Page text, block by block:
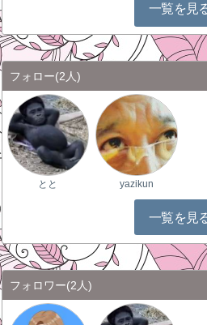
一覧を見
フォロー(2人)
とと yazikun
一覧を見
フォロワー(2人)